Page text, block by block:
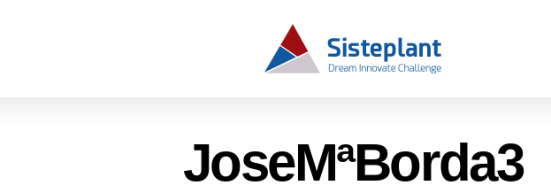
JoseMªBorda3